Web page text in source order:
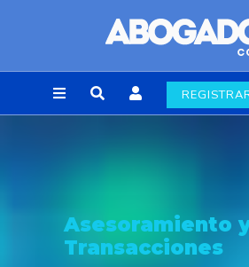
Asesoramiento y
Transacciones